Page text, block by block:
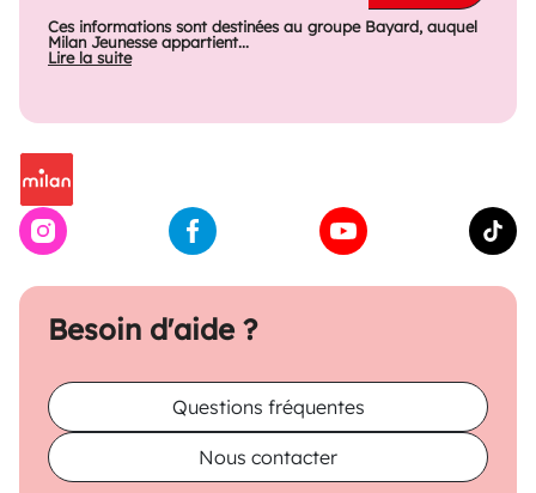
Besoin d'aide ?
Questions fréquentes
Nous contacter
Ces informations sont destinées au groupe Bayard, auquel
Milan Jeunesse appartient...
Lire la suite